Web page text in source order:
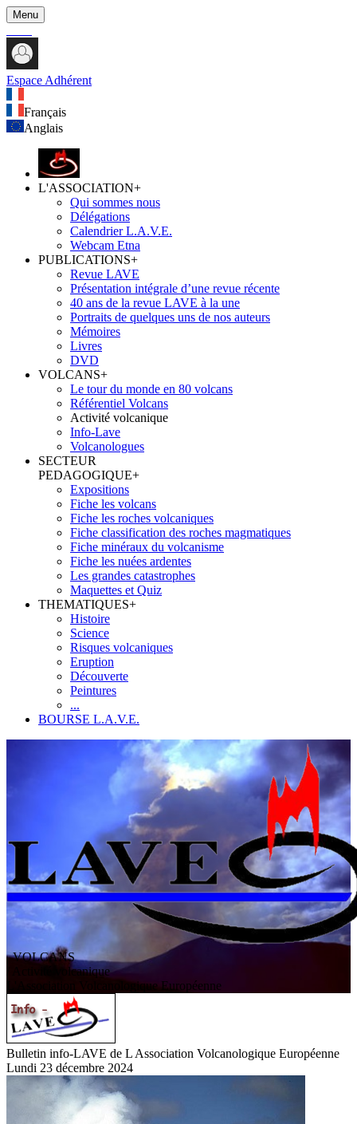
Menu
Espace Adhérent
Français
Anglais
L'ASSOCIATION+
Qui sommes nous
Délégations
Calendrier L.A.V.E.
Webcam Etna
PUBLICATIONS+
Revue LAVE
Présentation intégrale d’une revue récente
40 ans de la revue LAVE à la une
Portraits de quelques uns de nos auteurs
Mémoires
Livres
DVD
VOLCANS+
Le tour du monde en 80 volcans
Référentiel Volcans
Activité volcanique
Info-Lave
Volcanologues
SECTEUR
PEDAGOGIQUE+
Expositions
Fiche les volcans
Fiche les roches volcaniques
Fiche classification des roches magmatiques
Fiche minéraux du volcanisme
Fiche les nuées ardentes
Les grandes catastrophes
Maquettes et Quiz
THEMATIQUES+
Histoire
Science
Risques volcaniques
Eruption
Découverte
Peintures
...
BOURSE L.A.V.E.
VOLCANS
/ Activité volcanique
ssociation V olcanologiqueEuropéenne
Bulletin info-LAVE de L Association Volcanologique Européenne
Lundi 23 décembre 2024